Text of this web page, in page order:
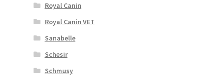
Royal Canin
Royal Canin VET
Sanabelle
Schesir
Schmusy